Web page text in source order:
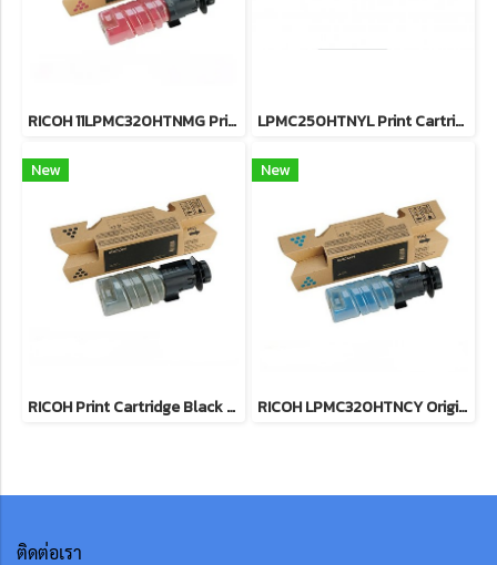
RICOH 11LPMC320HTNMG Print Cartridge Magenta M C320H (7.5K) ตลับหมึกโทนเนอร์ (สีม่วงแดง) 7.5K ของแท้ ประกันศูนย์ LPMC250HTNYL Print Cartridge Yellow M C250H (6.3K) หมึกพิมพ์เลเซอร์ริโก้โทนเนอร์สีเหลือง รับประกันศูนย์บริการของแท้แน่นอน
New
RICOH Print Cartridge Black M C320H (10.5K) ตลับหมึกโทนเนอร์ (สีดำ) 10.5K ของแท้ ประกันศูนย์
New
RICOH LPMC320HTNCY Original Toner Cartridge (842688) ตลับหมึกโทนเนอร์ (สีฟ้า) 7.5K ของแท้ ประกันศูนย์
ติดต่อเรา